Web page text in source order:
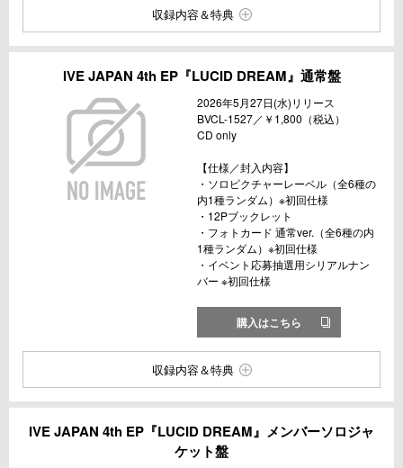
収録内容＆特典
IVE JAPAN 4th EP『LUCID DREAM』通常盤
2026年5月27日(水)リリース
BVCL-1527／￥1,800（税込）
CD only
【仕様／封入内容】
・ソロピクチャーレーベル（全6種の
内1種ランダム）※初回仕様
・12Pブックレット
・フォトカード 通常ver.（全6種の内
1種ランダム）※初回仕様
・イベント応募抽選用シリアルナン
バー ※初回仕様
購入はこちら
収録内容＆特典
IVE JAPAN 4th EP『LUCID DREAM』メンバーソロジャ
ケット盤